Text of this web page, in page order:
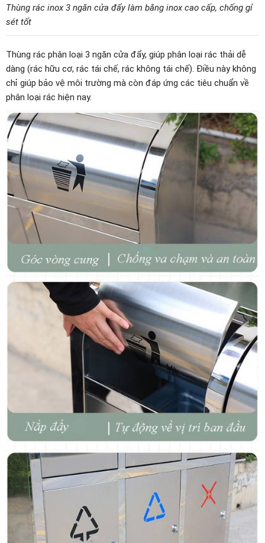
Thùng rác inox 3 ngăn cửa đẩy làm bằng inox cao cấp, chống gỉ
sét tốt
Thùng rác phân loại 3 ngăn cửa đẩy, giúp phân loại rác thải dễ
dàng (rác hữu cơ, rác tái chế, rác không tái chế). Điều này không
chỉ giúp bảo vệ môi trường mà còn đáp ứng các tiêu chuẩn về
phân loại rác hiện nay.